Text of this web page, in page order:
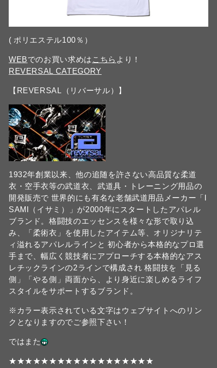
( ポリエステル100％）
WEBでのお買い求めは こちら より！
REVERSAL CATEGORY
【REVERSAL（リバーサル）】
1932年創業以来、他の追随を許さない高品質な柔道
衣・空手衣等の武道衣、武道具・トレーニング用品の
開発販売で 世界的にも有名な老舗武道用品メーカー「I
SAMI（イサミ）」が2000年にスタートしたアパレル
ブランド。格闘技のエッセンスを様々な形で取り込
み、「柔術衣」を使用したアイテム等、オリジナリテ
ィ溢れるアパレルラインと 初心者から本格的なプロ選
手まで、幅広く競技者にアプローチする本格的なアス
レチックラインの2ラインで構成され 格闘技を「見る
側」「やる側」両面から、より身近に楽しめるライフ
スタイルをサポートするブランド。
※カラー表示されている文字はウェブサイトへのリン
クとなりますのでご参照下さい！
ではまた
★★★★★★★★★★★★★★★★★★